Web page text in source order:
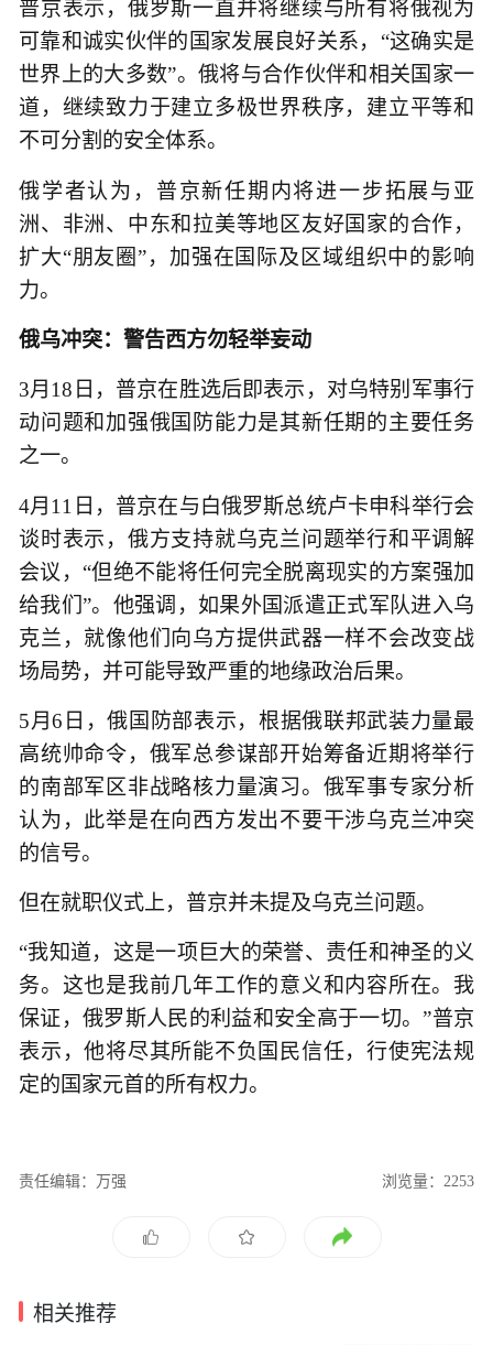
普京表示，俄罗斯一直并将继续与所有将俄视为
可靠和诚实伙伴的国家发展良好关系，“这确实是
世界上的大多数”。俄将与合作伙伴和相关国家一
道，继续致力于建立多极世界秩序，建立平等和
不可分割的安全体系。
俄学者认为，普京新任期内将进一步拓展与亚
洲、非洲、中东和拉美等地区友好国家的合作，
扩大“朋友圈”，加强在国际及区域组织中的影响
力。
俄乌冲突：警告西方勿轻举妄动
3月18日，普京在胜选后即表示，对乌特别军事行
动问题和加强俄国防能力是其新任期的主要任务
之一。
4月11日，普京在与白俄罗斯总统卢卡申科举行会
谈时表示，俄方支持就乌克兰问题举行和平调解
会议，“但绝不能将任何完全脱离现实的方案强加
给我们”。他强调，如果外国派遣正式军队进入乌
克兰，就像他们向乌方提供武器一样不会改变战
场局势，并可能导致严重的地缘政治后果。
5月6日，俄国防部表示，根据俄联邦武装力量最
高统帅命令，俄军总参谋部开始筹备近期将举行
的南部军区非战略核力量演习。俄军事专家分析
认为，此举是在向西方发出不要干涉乌克兰冲突
的信号。
但在就职仪式上，普京并未提及乌克兰问题。
“我知道，这是一项巨大的荣誉、责任和神圣的义
务。这也是我前几年工作的意义和内容所在。我
保证，俄罗斯人民的利益和安全高于一切。”普京
表示，他将尽其所能不负国民信任，行使宪法规
定的国家元首的所有权力。
责任编辑：万强 浏览量：2253
相关推荐